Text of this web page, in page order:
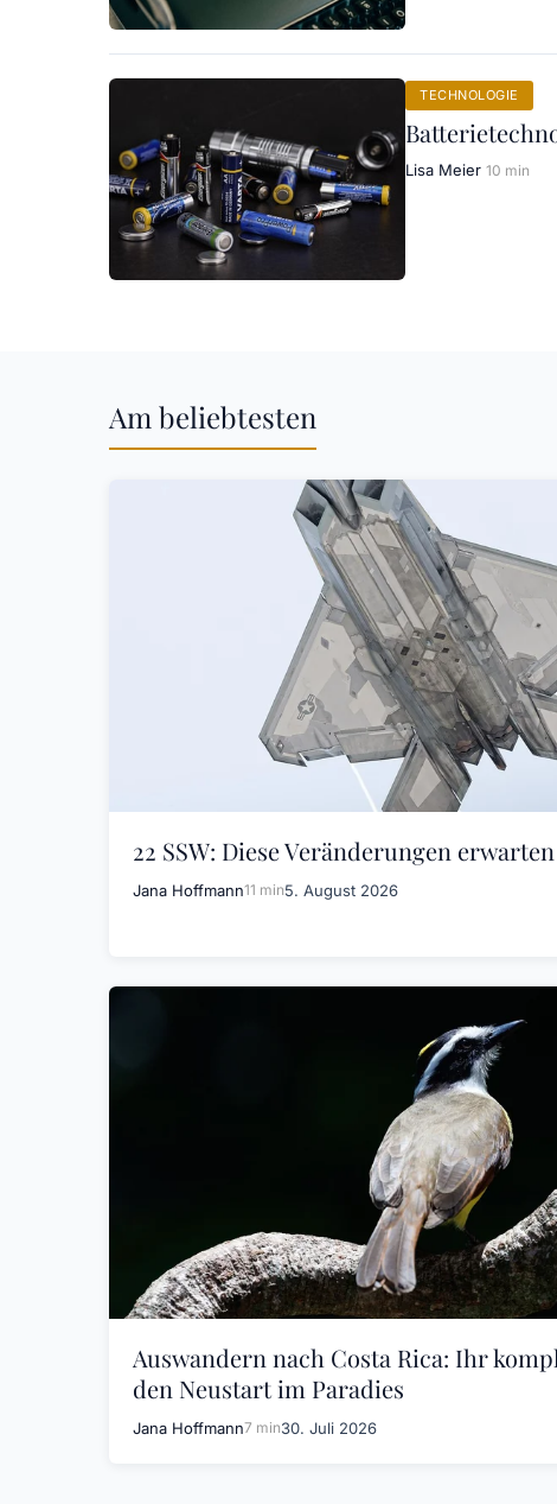
TECHNOLOGIE
Lisa Meier 10 min
Am beliebtesten
22 SSW: Diese Veränderungen
Jana Hoffmann11 min5. August 2026
Auswandern nach Costa Rica: Ihr
den Neustart im Paradies
Jana Hoffmann7 min30. Juli 2026